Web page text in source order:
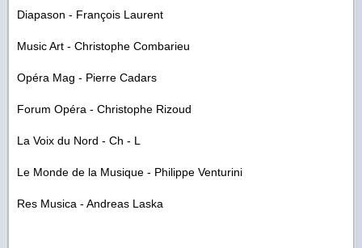
Diapason - François Laurent
Music Art - Christophe Combarieu
Opéra Mag - Pierre Cadars
Forum Opéra - Christophe Rizoud
La Voix du Nord - Ch - L
Le Monde de la Musique - Philippe Venturini
Res Musica - Andreas Laska